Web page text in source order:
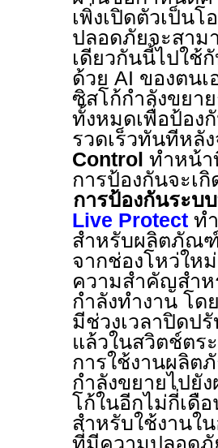
เพิ่งเปิดตัวเป็น
ปลอดภัยจะสาม
เดียวกันนี้ไปใช้
ด้วย AI ของตนเ
ซิสโก้กำลังขยา
ทั้งหมดเพื่อป้อง
รวดเร็วทันทีหลั
Control ทำหน้
การป้องกันจะเ
การป้องกันระบ
Live Protect ท
สำหรับผลิตภัณ
จากช่องโหว่ให
ความสำคัญสำ
กำลังทำงาน โด
มีช่วงเวลาปิดป
แล้วในสวิตช์ตร
การใช้งานผลิต
กำลังขยายไปยั
โก้ในอีกไม่กี่เดื
สำหรับใช้งานใ
ที่มีความปลอดภั